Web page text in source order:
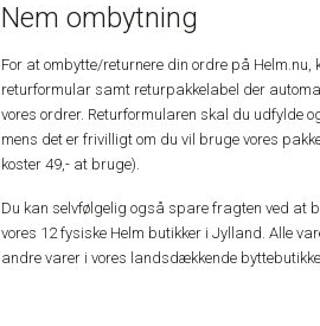
Nem ombytning
For at ombytte/returnere din ordre på Helm.nu,
returformular samt returpakkelabel der
vores ordrer. Returformularen skal du udfylde
mens det er frivilligt om du vil bruge vores
koster 49,- at bruge).
Du kan selvfølgelig også spare fragten ved at
vores 12 fysiske Helm butikker i Jylland. Alle
andre varer i vores landsdækkende